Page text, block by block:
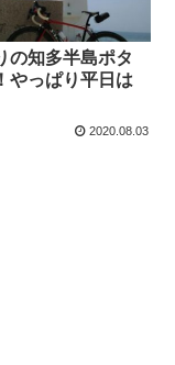
の知多半島ポタ
やっぱり平日は
2020.08.03